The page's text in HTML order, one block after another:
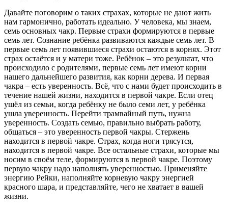
Давайте поговорим о таких страхах, которые не дают жить
нам гармонично, работать идеально. У человека, мы знаем,
семь основных чакр. Первые страхи формируются в первые
семь лет. Сознание ребёнка развиваются каждые семь лет. В
первые семь лет появившиеся страхи остаются в корнях. Этот
страх остаётся и у матери тоже. Ребёнок – это результат, что
происходило с родителями, первые семь лет имеют корни
нашего дальнейшего развития, как корни дерева. И первая
чакра – есть уверенность. Всё, что с нами будет происходить в
течение нашей жизни, находится в первой чакре. Если отец
ушёл из семьи, когда ребёнку не было семи лет, у ребёнка
ушла уверенность. Перейти трамвайный путь, нужна
уверенность. Создать семью, правильно выбрать работу,
общаться – это уверенность первой чакры. Стержень
находится в первой чакре. Страх, когда ноги трясутся,
находится в первой чакре. Все остальные страхи, которые мы
носим в своём теле, формируются в первой чакре. Поэтому
первую чакру надо наполнять уверенностью. Применяйте
энергию Рейки, наполняйте корневую чакру энергией
красного шара, и представляйте, чего не хватает в вашей
жизни.